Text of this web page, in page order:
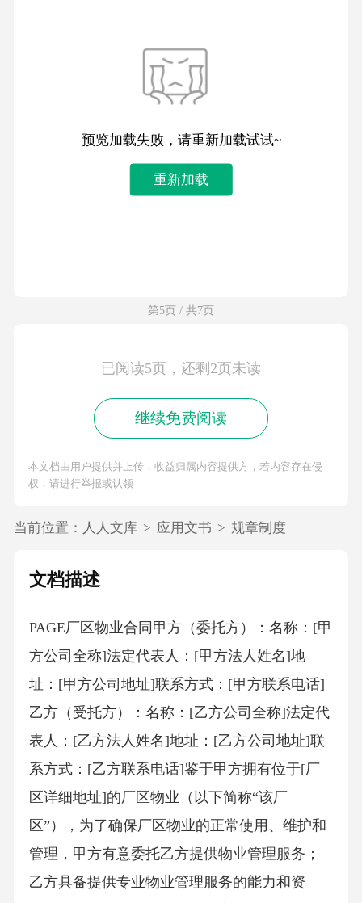
预览加载失败，请重新加载试试~
重新加载
第5页 / 共7页
已阅读5页，还剩2页未读
继续免费阅读
本文档由用户提供并上传，收益归属内容提供方，若内容存在侵
权，请进行举报或认领
当前位置： 人人文库 > 应用文书 > 规章制度
文档描述
PAGE厂区物业合同甲方（委托方）：名称：[甲
方公司全称]法定代表人：[甲方法人姓名]地
址：[甲方公司地址]联系方式：[甲方联系电话]
乙方（受托方）：名称：[乙方公司全称]法定代
表人：[乙方法人姓名]地址：[乙方公司地址]联
系方式：[乙方联系电话]鉴于甲方拥有位于[厂
区详细地址]的厂区物业（以下简称“该厂
区”），为了确保厂区物业的正常使用、维护和
管理，甲方有意委托乙方提供物业管理服务；
乙方具备提供专业物业管理服务的能力和资